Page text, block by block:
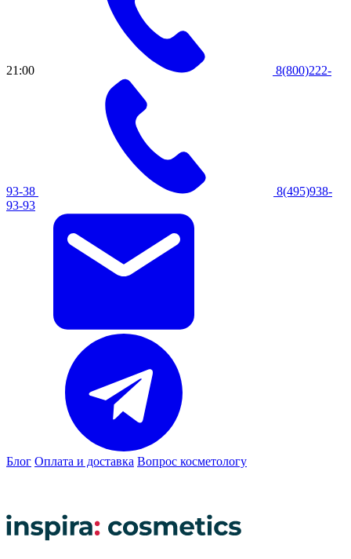
21:00 8(800)222-
93-38
8(495)938-
93-93
Блог Оплата и доставка Вопрос косметологу